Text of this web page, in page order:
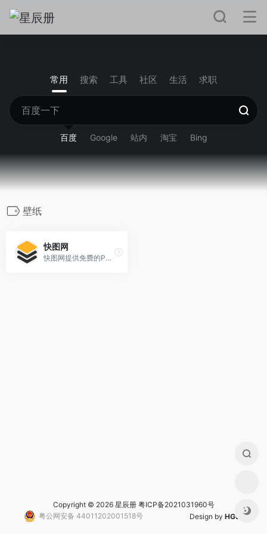
常用 搜索 工具 社区 生活 求职
百度 Google 站内 淘宝 Bing
壁纸
快图网
快图网提供免费的PNG元素和高清背景图片素材免费下载
Copyright © 2026 星辰册 粤ICP备2021031960号
粤公网安备 44011202001518号Design by HGS